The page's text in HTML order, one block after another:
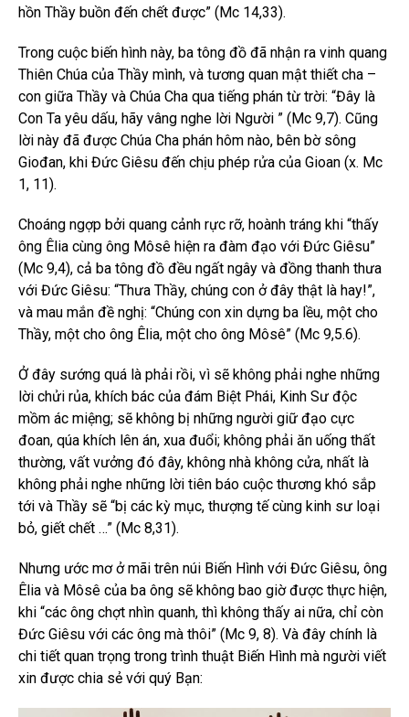
hồn Thầy buồn đến chết được” (Mc 14,33).
Trong cuộc biến hình này, ba tông đồ đã nhận ra vinh quang
Thiên Chúa của Thầy mình, và tương quan mật thiết cha –
con giữa Thầy và Chúa Cha qua tiếng phán từ trời: “Đây là
Con Ta yêu dấu, hãy vâng nghe lời Người ” (Mc 9,7). Cũng
lời này đã được Chúa Cha phán hôm nào, bên bờ sông
Giođan, khi Đức Giêsu đến chịu phép rửa của Gioan (x. Mc
1, 11).
Choáng ngợp bởi quang cảnh rực rỡ, hoành tráng khi “thấy
ông Êlia cùng ông Môsê hiện ra đàm đạo với Đức Giêsu”
(Mc 9,4), cả ba tông đồ đều ngất ngây và đồng thanh thưa
với Đức Giêsu: “Thưa Thầy, chúng con ở đây thật là hay!”,
và mau mắn đề nghị: “Chúng con xin dựng ba lều, một cho
Thầy, một cho ông Êlia, một cho ông Môsê” (Mc 9,5.6).
Ở đây sướng quá là phải rồi, vì sẽ không phải nghe những
lời chửi rủa, khích bác của đám Biệt Phái, Kinh Sư độc
mồm ác miệng; sẽ không bị những người giữ đạo cực
đoan, qúa khích lên án, xua đuổi; không phải ăn uống thất
thường, vất vưởng đó đây, không nhà không cửa, nhất là
không phải nghe những lời tiên báo cuộc thương khó sắp
tới và Thầy sẽ “bị các kỳ mục, thượng tế cùng kinh sư loại
bỏ, giết chết …” (Mc 8,31).
Nhưng ước mơ ở mãi trên núi Biến Hình với Đức Giêsu, ông
Êlia và Môsê của ba ông sẽ không bao giờ được thực hiện,
khi “các ông chợt nhìn quanh, thì không thấy ai nữa, chỉ còn
Đức Giêsu với các ông mà thôi” (Mc 9, 8). Và đây chính là
chi tiết quan trọng trong trình thuật Biến Hình mà người viết
xin được chia sẻ với quý Bạn: